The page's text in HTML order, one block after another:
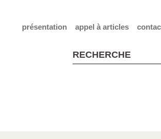
présentation appel à articles